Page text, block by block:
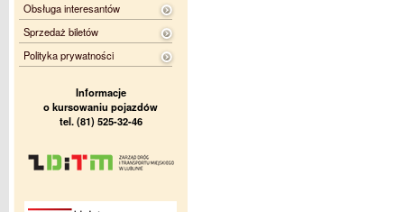
Obsługa interesantów
Sprzedaż biletów
Polityka prywatności
Informacje
o kursowaniu pojazdów
tel. (81) 525-32-46